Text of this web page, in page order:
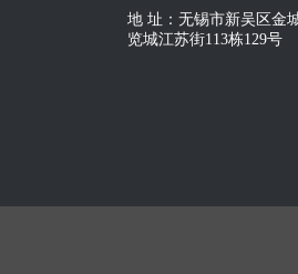
地 址：无锡市新吴区金
览城江苏街113栋129号